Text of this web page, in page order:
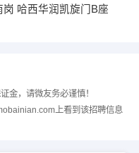
哈西华润凯旋门B座
金，请微友务必谨慎！
上看到该招聘信息